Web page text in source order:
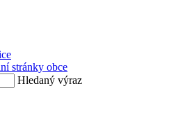
stránky obce
Hledaný výraz